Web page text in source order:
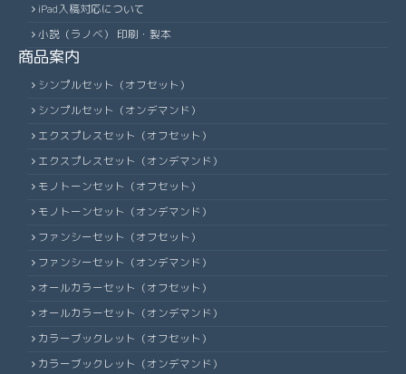
iPad入稿対応について
小説（ラノベ） 印刷・製本
商品案内
シンプルセット（オフセット）
シンプルセット（オンデマンド）
エクスプレスセット（オフセット）
エクスプレスセット（オンデマンド）
モノトーンセット（オフセット）
モノトーンセット（オンデマンド）
ファンシーセット（オフセット）
ファンシーセット（オンデマンド）
オールカラーセット（オフセット）
オールカラーセット（オンデマンド）
カラーブックレット（オフセット）
カラーブックレット（オンデマンド）